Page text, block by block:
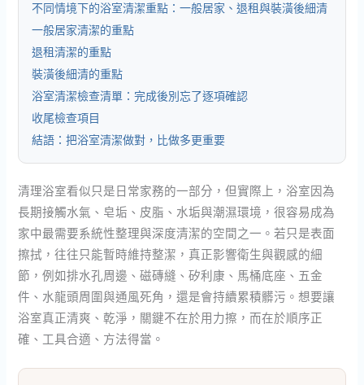
不同情境下的浴室清潔重點：一般居家、退租與裝潢後細清
一般居家清潔的重點
退租清潔的重點
裝潢後細清的重點
浴室清潔檢查清單：完成後別忘了逐項確認
收尾檢查項目
結語：把浴室清潔做對，比做多更重要
清理浴室看似只是日常家務的一部分，但實際上，浴室因為
長期接觸水氣、皂垢、皮脂、水垢與潮濕環境，很容易成為
家中最需要系統性整理與深度清潔的空間之一。若只是表面
擦拭，往往只能暫時維持整潔，真正影響衛生與觀感的細
節，例如排水孔周邊、磁磚縫、矽利康、馬桶底座、五金
件、水龍頭周圍與通風死角，還是會持續累積髒污。想要讓
浴室真正清爽、乾淨，關鍵不在於用力擦，而在於順序正
確、工具合適、方法得當。